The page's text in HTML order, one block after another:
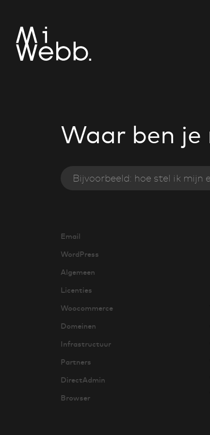
Waar ben je
Email
WordPress
Algemeen
Licenties
Woocommerce
Domeinen
Infrastructuur
Partners
DirectAdmin
Browser